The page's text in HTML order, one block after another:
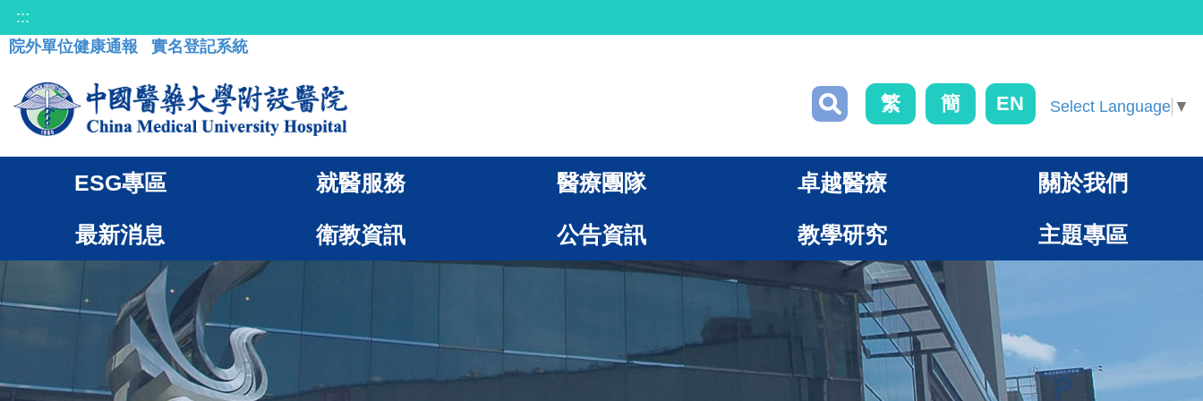
:::
院外單位健康通報
實名登記系統
繁 簡 EN Select Language ▼
ESG專區 就醫服務 醫療團隊 卓越醫療 關於我們
最新消息 衛教資訊 公告資訊 教學研究 主題專區